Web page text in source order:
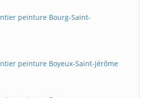
peinture Bourg-Saint-
peinture Boyeux-Saint-Jérôme